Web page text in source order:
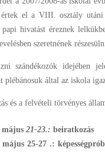
értek el a VIII. osztály utáni
papi hivatást éreznek
szeretnének
szándékozók idejében
plébánosuk által az iskola
és a felvételi törvényes
május 21-23.: beiratkozás
május25-27 .: